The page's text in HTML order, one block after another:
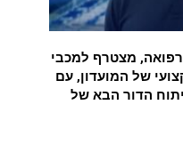
מצטרף למכבי
של המועדון, עם
הדור הבא של